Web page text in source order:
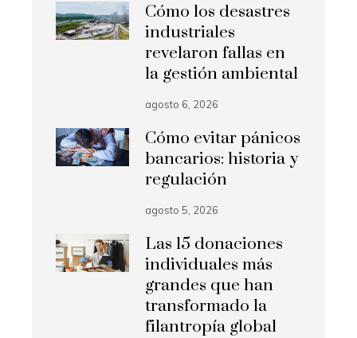
Cómo los desastres
industriales
revelaron fallas en
la gestión ambiental
agosto 6, 2026
Cómo evitar pánicos
bancarios: historia y
regulación
agosto 5, 2026
Las 15 donaciones
individuales más
grandes que han
transformado la
filantropía global